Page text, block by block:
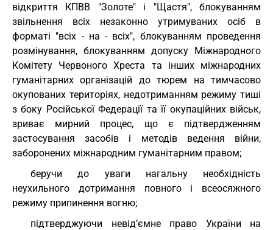
відкриття КПВВ "Золоте" і "Щастя", блокуванням
звільнення всіх незаконно утримуваних осіб в
форматі "всіх - на - всіх", блокуванням проведення
розмінування, блокуванням допуску Міжнародного
Комітету Червоного Хреста та інших міжнародних
гуманітарних організацій до тюрем на тимчасово
окупованих територіях, недотриманням режиму тиші
з боку Російської Федерації та її окупаційних військ,
зриває мирний процес, що є підтвердженням
застосування засобів і методів ведення війни,
заборонених міжнародним гуманітарним правом;
беручи до уваги нагальну необхідність
неухильного дотримання повного і всеосяжного
режиму припинення вогню;
підтверджуючи невід’ємне право України на